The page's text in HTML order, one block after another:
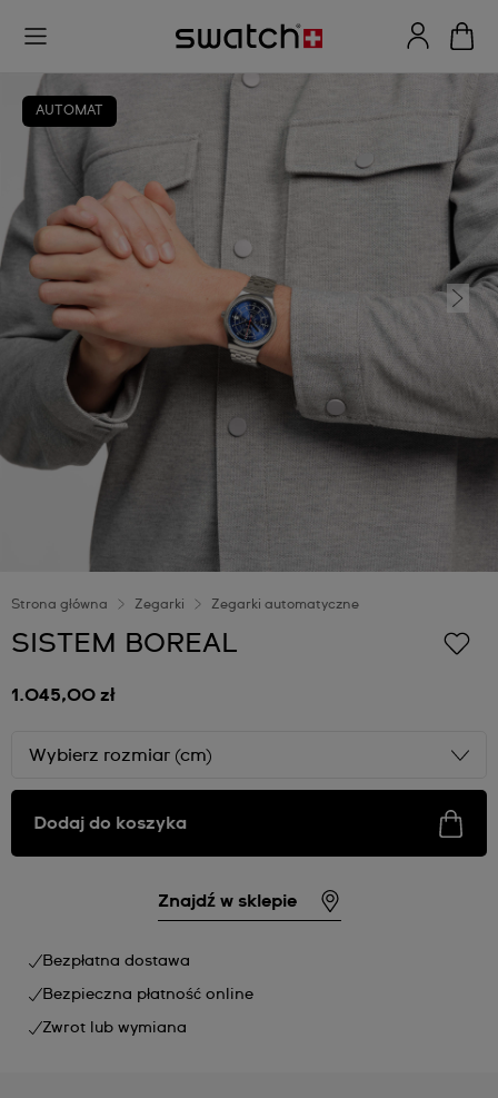
AUTOMAT
Strona główna Zegarki Zegarki automatyczne
SISTEM BOREAL
1.045,00 zł
Wybierz rozmiar (cm)
Dodaj do koszyka
Znajdź w sklepie
Bezpłatna dostawa
Bezpieczna płatność online
Zwrot lub wymiana